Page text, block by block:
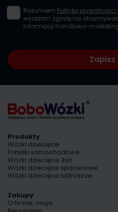
Rozumiem Politykę
wyrażam zgodę na
informacji handlowo-
Zapisz
Produkty
Wózki dziecięce
Foteliki samochodowe
Wózki dziecięce 3w1
Wózki dziecięce spacerowe
Wózki dziecięce bliźniacze
Zakupy
O firmie, misja